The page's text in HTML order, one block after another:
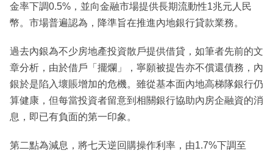
金率下調0.5%，並向金融市場提供長期流動性1兆元人民
幣。市場普遍認為，降準旨在推進內地銀行貸款業務。
過去內銀為不少房地產投資散戶提供借貸，如筆者先前的文
章分析，由於借戶「擺爛」，寧願被提告亦不償還債務，內
銀於是陷入壞賬增加的危機。雖從基本面內地高梯隊銀行仍
算健康，但每當投資者留意到相關銀行協助內房企融資的消
息，即已有負面的第一印象。
第二點為減息，將七天逆回購操作利率，由1.7%下調至